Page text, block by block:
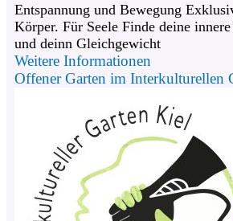
Entspannung und Bewegung
Körper. Für Seele Finde deine
und deinn Gleichgewicht
Weitere Informationen
Offener Garten im Interkulturellen